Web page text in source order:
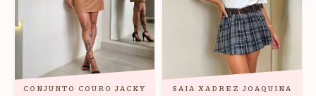
CONJUNTO COURO JACKY SAIA XADREZ JOAQUINA